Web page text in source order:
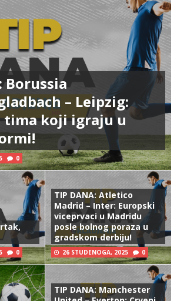
Borussia
– Leipzig:
tima koji igraju u
0
0
TIP DANA: Atletico
Madrid – Inter: Europski
viceprvaci u Madridu
posle bolnog poraza u
gradskom derbiju!
26 STUDENOGA, 2025 0
TIP DANA: Manchester